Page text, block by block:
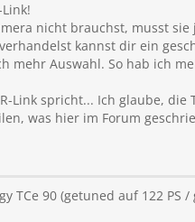
nicht brauchst, musst
kannst dir ein
mehr Auswahl. So hab ich
Link spricht... Ich glaube,
was hier im Forum
TCe 90 (getuned auf 122 PS